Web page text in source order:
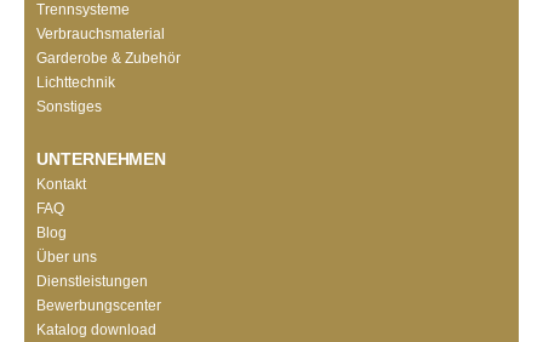
Trennsysteme
Verbrauchsmaterial
Garderobe & Zubehör
Lichttechnik
Sonstiges
UNTERNEHMEN
Kontakt
FAQ
Blog
Über uns
Dienstleistungen
Bewerbungscenter
Katalog download